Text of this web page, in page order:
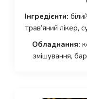
Інгредієнти:
трав’яний лікер,
Обладнання:
змішування,